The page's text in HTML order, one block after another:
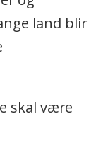
land blir
skal være